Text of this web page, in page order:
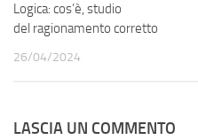
Logica: cos’è, studio
del ragionamento corretto
26/04/2024
LASCIA UN COMMENTO